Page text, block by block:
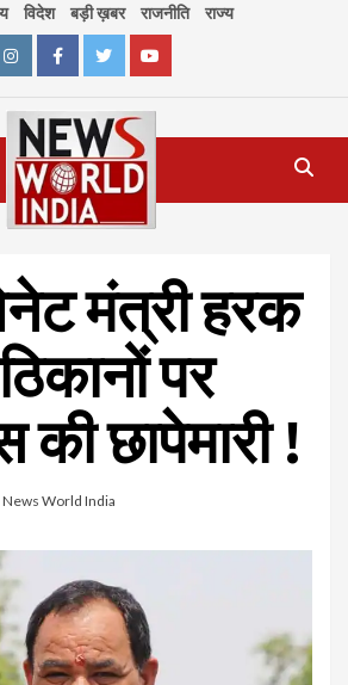
विदेश बड़ी ख़बर राजनीति राज्य
InstagramFacebookTwitterYoutube
मंत्री हरक
पर
की छापेमारी !
News World India